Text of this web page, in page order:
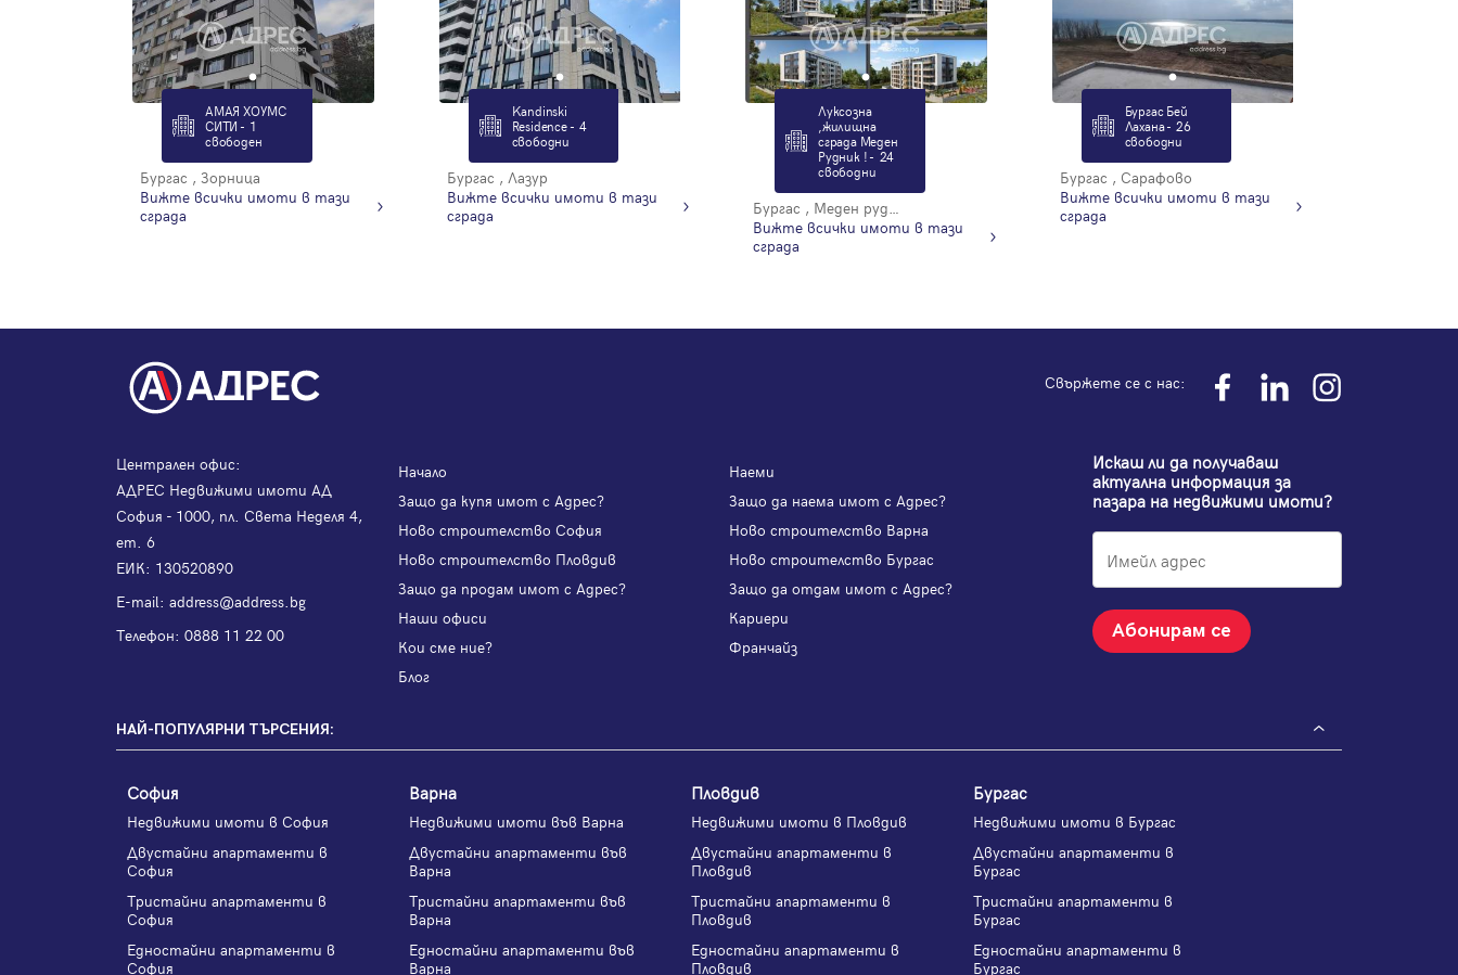
АМАЯ ХОУМС
СИТИ - 1
свободен
Бургас , Зорница
Вижте всички имоти в тази
сграда
Kandinski
Residence - 4
свободни
Бургас , Лазур
Вижте всички имоти в тази
сграда
Луксозна
,жилищна
сграда Меден
Рудник ! - 24
свободни
Вижте всички имоти в тази
сграда
Бургас Бей
Лахана - 26
свободни
Бургас , Сарафово
Вижте всички имоти в тази
сграда
Свържете се с нас:
Централен офис:
АДРЕС Недвижими имоти АД
София - 1000, пл. Света Неделя 4,
ет. 6
ЕИК: 130520890
Е-mail: address@address.bg
Телефон: 0888 11 22 00
Начало
Наеми
Защо да купя имот с Адрес?
Защо да наема имот с Адрес?
Ново строителство София
Ново строителство Варна
Ново строителство Пловдив
Ново строителство Бургас
Защо да продам имот с Адрес?
Защо да отдам имот с Адрес?
Наши офиси
Кариери
Кои сме ние?
Франчайз
Блог
Искаш ли да получаваш
актуална информация за
пазара на недвижими имоти?
Абонирам се
НАЙ-ПОПУЛЯРНИ ТЪРСЕНИЯ:
София
Недвижими имоти в София
Двустайни апартаменти в
София
Тристайни апартаменти в
София
Едностайни апартаменти в
София
Варна
Недвижими имоти във Варна
Двустайни апартаменти във
Варна
Тристайни апартаменти във
Варна
Едностайни апартаменти във
Варна
Пловдив
Недвижими имоти в Пловдив
Двустайни апартаменти в
Пловдив
Тристайни апартаменти в
Пловдив
Едностайни апартаменти в
Пловдив
Бургас
Недвижими имоти в Бургас
Двустайни апартаменти в
Бургас
Тристайни апартаменти в
Бургас
Едностайни апартаменти в
Бургас